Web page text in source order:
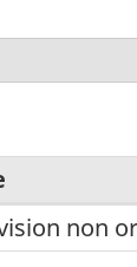
non